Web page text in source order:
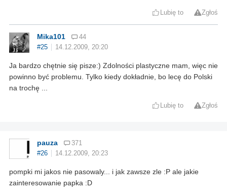
Lubię to Zgłoś
Mika101
44
#25
14.12.2009, 20:20
Ja bardzo chętnie się pisze:) Zdolności plastyczne mam, więc nie
powinno być problemu. Tylko kiedy dokładnie, bo lecę do Polski
na trochę ...
Lubię to Zgłoś
pauza
371
#26
14.12.2009, 20:23
pompki mi jakos nie pasowaly... i jak zawsze zle :P ale jakie
zainteresowanie papka :D